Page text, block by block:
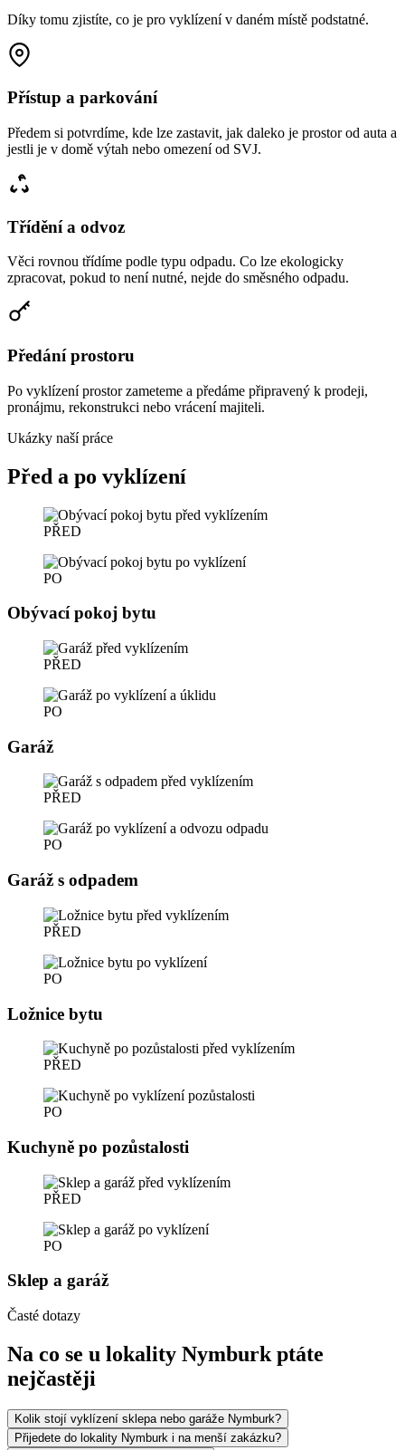
Díky tomu zjistíte, co je pro vyklízení v daném místě podstatné.
Přístup a parkování
Předem si potvrdíme, kde lze zastavit, jak daleko je prostor od auta a
jestli je v domě výtah nebo omezení od SVJ.
Třídění a odvoz
Věci rovnou třídíme podle typu odpadu. Co lze ekologicky
zpracovat, pokud to není nutné, nejde do směsného odpadu.
Předání prostoru
Po vyklízení prostor zameteme a předáme připravený k prodeji,
pronájmu, rekonstrukci nebo vrácení majiteli.
Ukázky naší práce
Před a po vyklízení
PŘED
PO
Obývací pokoj bytu
PŘED
PO
Garáž
PŘED
PO
Garáž s odpadem
PŘED
PO
Ložnice bytu
PŘED
PO
Kuchyně po pozůstalosti
PŘED
PO
Sklep a garáž
Časté dotazy
Na co se u lokality Nymburk ptáte
nejčastěji
Kolik stojí vyklízení sklepa nebo garáže Nymburk?
Přijedete do lokality Nymburk i na menší zakázku?